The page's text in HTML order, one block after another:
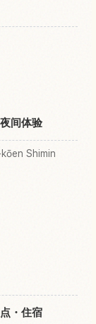
间体验
Shimin
・住宿